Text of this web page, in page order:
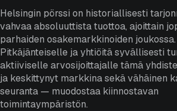
Helsingin pörssi on historiallisesti
vahvaa absoluuttista tuottoa, ajoittain
parhaiden osakemarkkinoiden joukossa.
Pitkäjänteiselle ja yhtiöitä syvällisesti
aktiiviselle arvosijoittajalle tämä
ja keskittynyt markkina sekä vähäinen
seuranta — muodostaa kiinnostavan
toimintaympäristön.